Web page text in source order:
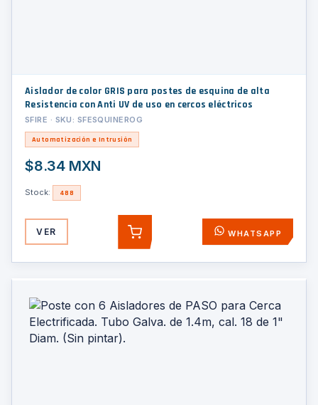
Aislador de color GRIS para postes de esquina de alta
Resistencia con Anti UV de uso en cercos eléctricos
SFIRE · SKU: SFESQUINEROG
Automatización e Intrusión
$8.34 MXN
Stock: 488
VER AGREGAR WHATSAPP